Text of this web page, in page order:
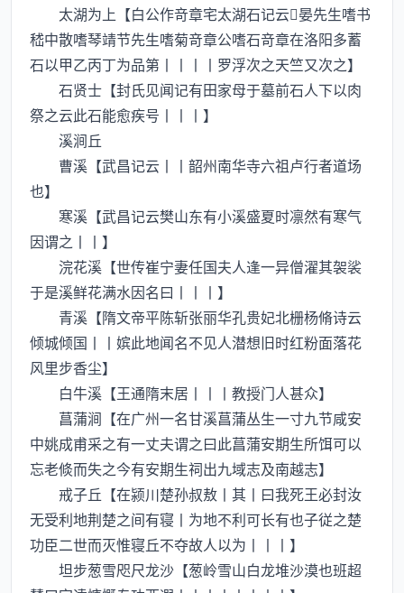
太湖为上【白公作竒章宅太湖石记云晏先生嗜书
嵇中散嗜琴靖节先生嗜菊竒章公嗜石竒章在洛阳多蓄
石以甲乙丙丁为品第丨丨丨丨罗浮次之天竺又次之】
石贤士【封氏见闻记有田家母于墓前石人下以肉
祭之云此石能愈疾号丨丨丨】
溪涧丘
曹溪【武昌记云丨丨韶州南华寺六祖卢行者道场
也】
寒溪【武昌记云樊山东有小溪盛夏时凛然有寒气
因谓之丨丨】
浣花溪【世传崔宁妻任国夫人逢一异僧濯其袈裟
于是溪鲜花满水因名曰丨丨丨】
青溪【隋文帝平陈斩张丽华孔贵妃北栅杨脩诗云
倾城倾国丨丨嫔此地闻名不见人潜想旧时红粉面落花
风里步香尘】
白牛溪【王通隋末居丨丨丨教授门人甚众】
菖蒲涧【在广州一名甘溪菖蒲丛生一寸九节咸安
中姚成甫采之有一丈夫谓之曰此菖蒲安期生所饵可以
忘老倐而失之今有安期生祠出九域志及南越志】
戒子丘【在颍川楚孙叔敖丨其丨曰我死王必封汝
无受利地荆楚之间有寝丨为地不利可长有也子従之楚
功臣二世而灭惟寝丘不夺故人以为丨丨丨】
坦步葱雪咫尺龙沙【葱岭雪山白龙堆沙漠也班超